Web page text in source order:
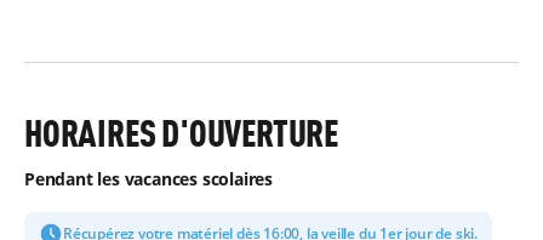
HORAIRES D'OUVERTURE
Pendant les vacances scolaires
Récupérez votre matériel dès 16:00, la veille du 1er jour de ski.